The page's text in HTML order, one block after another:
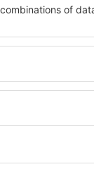
companie.
Ce fel de
Facilitățile
de numărul de
chicinetă,
ceaiului şi a
avea parcare